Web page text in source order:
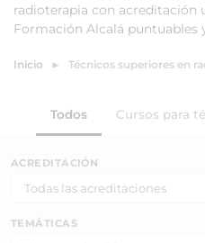
radioterapia con
Formación Alcalá puntuables
Inicio Técnicos superiores en
Todos Cursos para
ACREDITACIÓN
TEMÁTICAS